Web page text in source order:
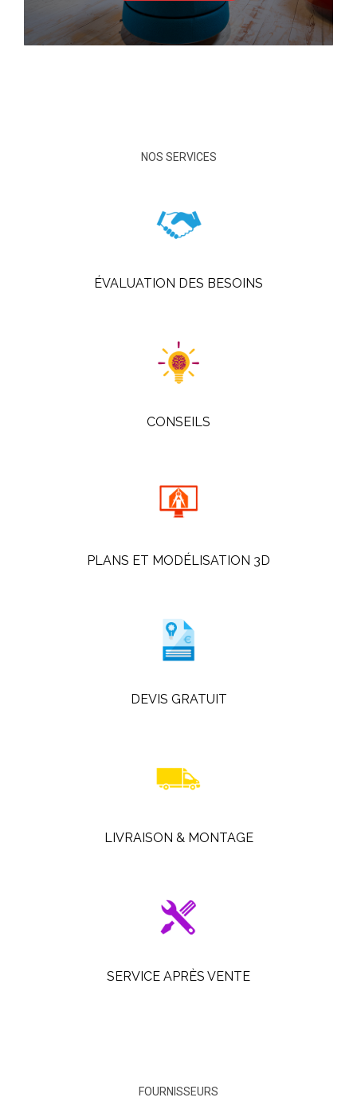
NOS SERVICES
ÉVALUATION DES BESOINS
CONSEILS
PLANS ET MODÉLISATION 3D
DEVIS GRATUIT
LIVRAISON & MONTAGE
SERVICE APRÈS VENTE
FOURNISSEURS